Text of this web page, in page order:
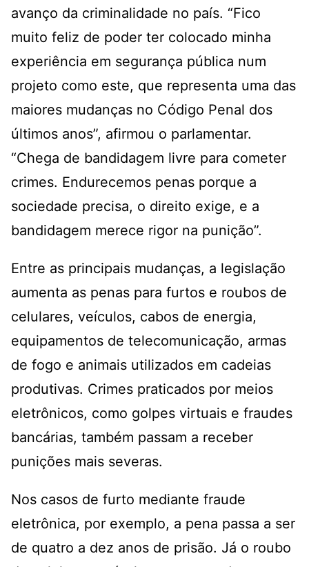
avanço da criminalidade no país. “Fico
muito feliz de poder ter colocado minha
experiência em segurança pública num
projeto como este, que representa uma das
maiores mudanças no Código Penal dos
últimos anos”, afirmou o parlamentar.
“Chega de bandidagem livre para cometer
crimes. Endurecemos penas porque a
sociedade precisa, o direito exige, e a
bandidagem merece rigor na punição”.
Entre as principais mudanças, a legislação
aumenta as penas para furtos e roubos de
celulares, veículos, cabos de energia,
equipamentos de telecomunicação, armas
de fogo e animais utilizados em cadeias
produtivas. Crimes praticados por meios
eletrônicos, como golpes virtuais e fraudes
bancárias, também passam a receber
punições mais severas.
Nos casos de furto mediante fraude
eletrônica, por exemplo, a pena passa a ser
de quatro a dez anos de prisão. Já o roubo